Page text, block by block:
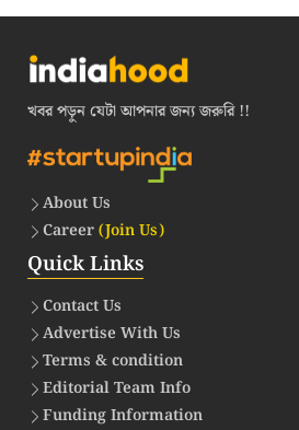
খবর পড়ুন যেটা আপনার জন্য জরুরি !!
About Us
Career(Join Us)
Quick Links
Contact Us
Advertise With Us
Terms & condition
Editorial Team Info
Funding Information